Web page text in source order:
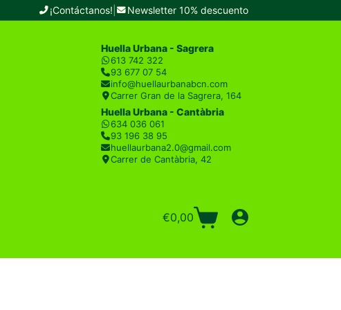
¡Contáctanos! Newsletter 10% descuento
Huella Urbana - Sagrera
613 742 322
93 677 07 54
info@huellaurbanabcn.com
Carrer Gran de la Sagrera, 164
Huella Urbana - Cantàbria
634 036 061
93 196 38 95
huellaurbana2.0@gmail.com
Carrer de Cantàbria, 42
Carro
€0,00